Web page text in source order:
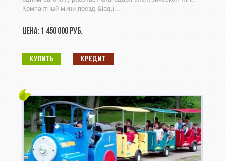
Компактный мини-поезд &laqu...
ЦЕНА: 1 450 000 РУБ.
КУПИТЬ КРЕДИТ